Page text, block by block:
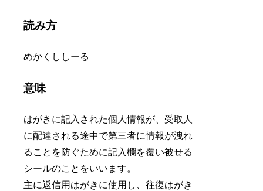
読み方
めかくししーる
意味
はがきに記入された個人情報が、受取人
に配達される途中で第三者に情報が洩れ
ることを防ぐために記入欄を覆い被せる
シールのことをいいます。
主に返信用はがきに使用し、往復はがき